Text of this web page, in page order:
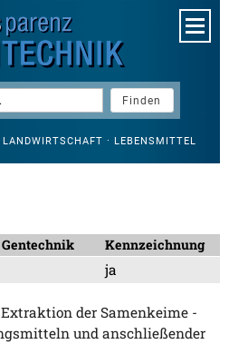
· LEBENSMITTEL
Kennzeichnung
ja
der Samenkeime -
und anschließender